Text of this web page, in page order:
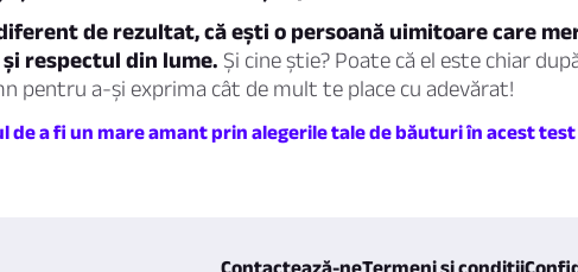
de rezultat, că ești o persoană uimitoare care
respectul din lume. Și cine știe? Poate că el este chiar
pentru a-și exprima cât de mult te place cu adevărat!
de a fi un mare amant prin alegerile tale de băuturi în acest test
Contactează-neTermeni și condiții